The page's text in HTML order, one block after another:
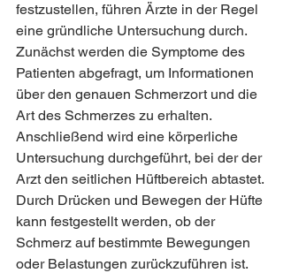
festzustellen, führen Ärzte in der Regel
eine gründliche Untersuchung durch.
Zunächst werden die Symptome des
Patienten abgefragt, um Informationen
über den genauen Schmerzort und die
Art des Schmerzes zu erhalten.
Anschließend wird eine körperliche
Untersuchung durchgeführt, bei der der
Arzt den seitlichen Hüftbereich abtastet.
Durch Drücken und Bewegen der Hüfte
kann festgestellt werden, ob der
Schmerz auf bestimmte Bewegungen
oder Belastungen zurückzuführen ist.